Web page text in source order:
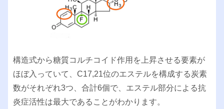
構造式から糖質コルチコイド作用を上昇させる要素が
ほぼ入っていて、C17,21位のエステルを構成する炭素
数がそれぞれ3つ、合計6個で、エステル部分による抗
炎症活性は最大であることがわかります。